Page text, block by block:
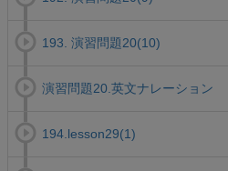
193. 演習問題20(10)
演習問題20.英文ナレーション
194.lesson29(1)